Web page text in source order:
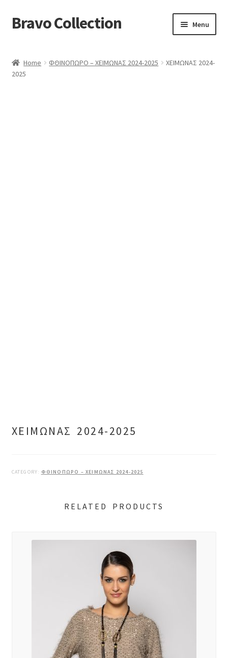
Skip
to
Skip
to
Bravo Collection Menu
COLLECTIONS
Expand
Home ΦΘΙΝΟΠΩΡΟ – ΧΕΙΜΩΝΑΣ 2024-2025
ΧΕΙΜΩΝΑΣ 2024-
2025
ΧΕΙΜΩΝΑΣ 2024-2025
CATEGORY: ΦΘΙΝΟΠΩΡΟ – ΧΕΙΜΩΝΑΣ 2024-2025
RELATED PRODUCTS